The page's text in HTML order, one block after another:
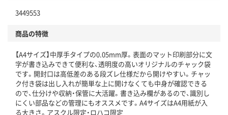
仕組
アスクルで資源循環している
温室効果ガスなどの削減
この商品の環境配慮ポイントです。下記商品詳細「
アスクル商品環境スコア詳細／加点項目
3449553
商品の特徴
【A4サイズ】中厚手タイプの0.05mm厚。表面のマット印刷部分に文
字が書き込みできて便利な、透明度の高いオリジナルのチャック袋
です。開封口は高低差のある段ズレ仕様だから開けやすい。チャッ
ク付き袋は出し入れが簡単な上に開けなくても中身が確認できる
ので、仕分けや収納・保管に大活躍。書き込み欄があるので、識別し
にくい部品などの管理にもオススメです。A4サイズはA4用紙が入
る大きさ。アスクル限定・ロハコ限定